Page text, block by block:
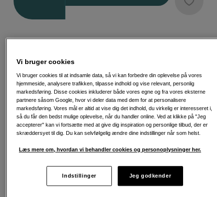
30 dages returret
Personlig service og ekspertrådgivning
Vi bruger cookies
Vi bruger cookies til at indsamle data, så vi kan forbedre din oplevelse på vores
hjemmeside, analysere trafikken, tilpasse indhold og vise relevant, personlig
markedsføring. Disse cookies inkluderer både vores egne og fra vores eksterne
partnere såsom Google, hvor vi deler data med dem for at personalisere
markedsføring. Vores mål er altid at vise dig det indhold, du virkelig er interesseret i,
så du får den bedst mulige oplevelse, når du handler online. Ved at klikke på "Jeg
accepterer" kan vi fortsætte med at give dig inspiration og personlige tilbud, der er
skræddersyet til dig. Du kan selvfølgelig ændre dine indstillinger når som helst.
Læs mere om, hvordan vi behandler cookies og personoplysninger her.
Indstillinger Jeg godkender